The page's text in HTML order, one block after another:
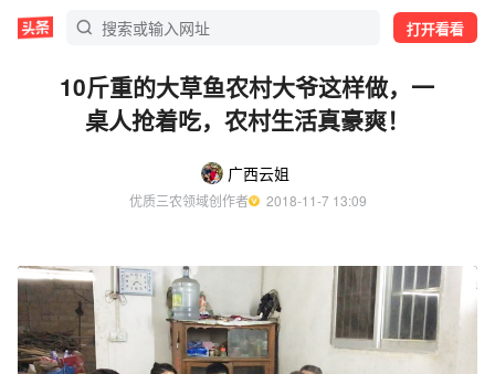
打开看看
10斤重的大草鱼农村大爷这样做，一
桌人抢着吃，农村生活真豪爽！
广西云姐
优质三农领域创作者
  2018-11-7 13:09